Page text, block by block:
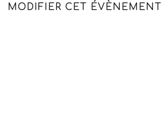
MODIFIER CET ÉVÈNEMENT